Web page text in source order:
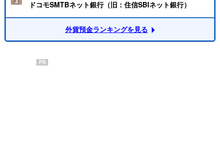
ドコモSMTBネット銀行（旧：住信SBIネット銀行）
外貨預金ランキングを見る
PR